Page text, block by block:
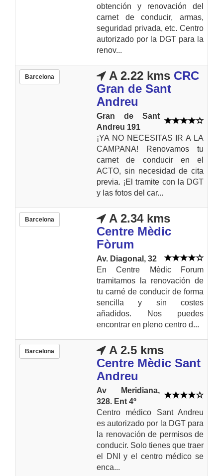
obtención y renovación del
carnet de conducir, armas,
seguridad privada, etc. Centro
autorizado por la DGT para la
renov...
Barcelona A 2.22 kms CRC
Gran de Sant
Andreu
Gran de Sant
Andreu 191
¡YA NO NECESITAS IR A LA
CAMPANA! Renovamos tu
carnet de conducir en el
ACTO, sin necesidad de cita
previa. ¡El tramite con la DGT
y las fotos del car...
Barcelona
A 2.34 kms
Centre Mèdic
Fòrum
Av. Diagonal, 32
En Centre Mèdic Forum
tramitamos la renovación de
tu carné de conducir de forma
sencilla y sin costes
añadidos. Nos puedes
encontrar en pleno centro d...
Barcelona
A 2.5 kms
Centre Mèdic Sant
Andreu
Av Meridiana,
328. Ent 4º
Centro médico Sant Andreu
es autorizado por la DGT para
la renovación de permisos de
conducir. Solo tienes que traer
el DNI y el centro médico se
enca...